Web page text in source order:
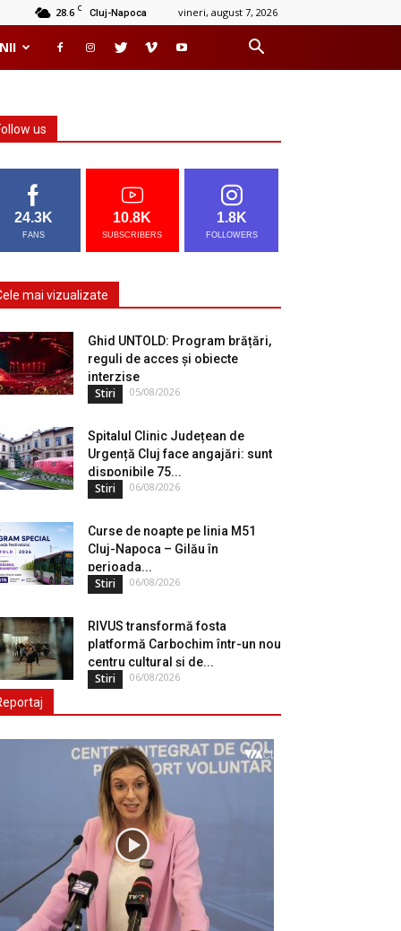
28.6 C Cluj-Napoca vineri, august 7, 2026
us
24.3K
FANS
10.8K
SUBSCRIBERS
1.8K
FOLLOWERS
mai vizualizate
Ghid UNTOLD: Program brățări,
reguli de acces și obiecte
interzise
Stiri 05/08/2026
Spitalul Clinic Județean de
Urgență Cluj face angajări: sunt
disponibile 75...
Stiri 06/08/2026
Curse de noapte pe linia M51
Cluj-Napoca – Gilău în
perioada...
Stiri 06/08/2026
RIVUS transformă fosta
platformă Carbochim într-un nou
centru cultural și de...
Stiri 06/08/2026